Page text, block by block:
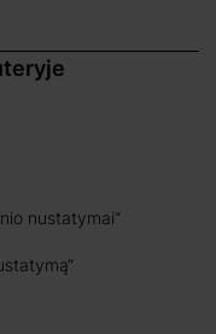
nustatymai“